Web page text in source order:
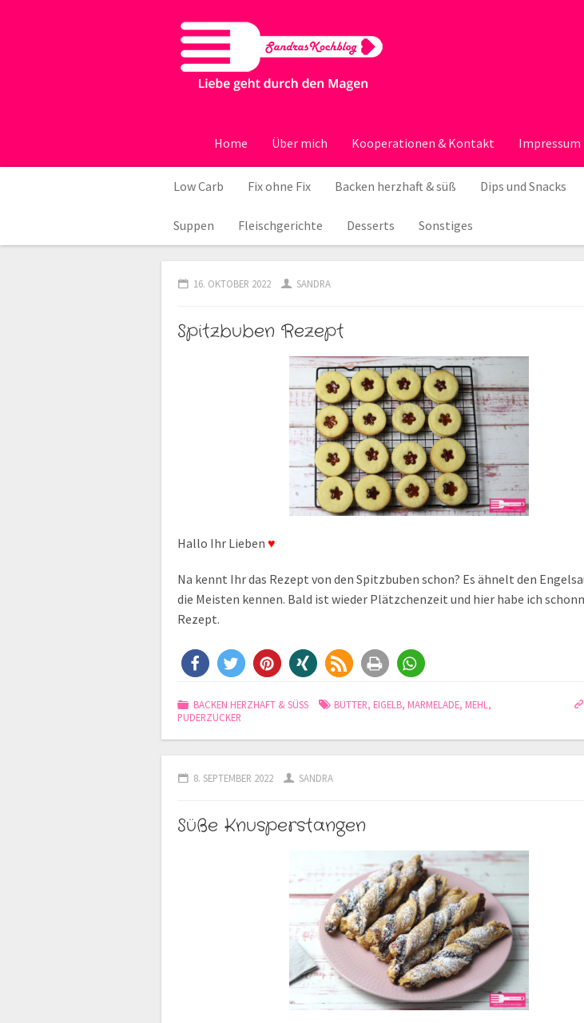
Home Über mich Kooperationen & Kontakt Impressum
Low Carb Fix ohne Fix Backen herzhaft & süß Dips und Snacks
Suppen Fleischgerichte Desserts Sonstiges
16. OKTOBER 2022 SANDRA
Spitzbuben Rezept
Hallo Ihr Lieben ♥
Na kennt Ihr das Rezept von den Spitzbuben schon? Es ähnelt den
die Meisten kennen. Bald ist wieder Plätzchenzeit und hier habe ich
Rezept.
BACKEN HERZHAFT & SÜSS BUTTER, EIGELB, MARMELADE, MEHL ,
PUDERZUCKER
8. SEPTEMBER 2022 SANDRA
Süße Knusperstangen